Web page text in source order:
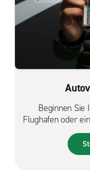
Beginnen Sie
Flughafen oder